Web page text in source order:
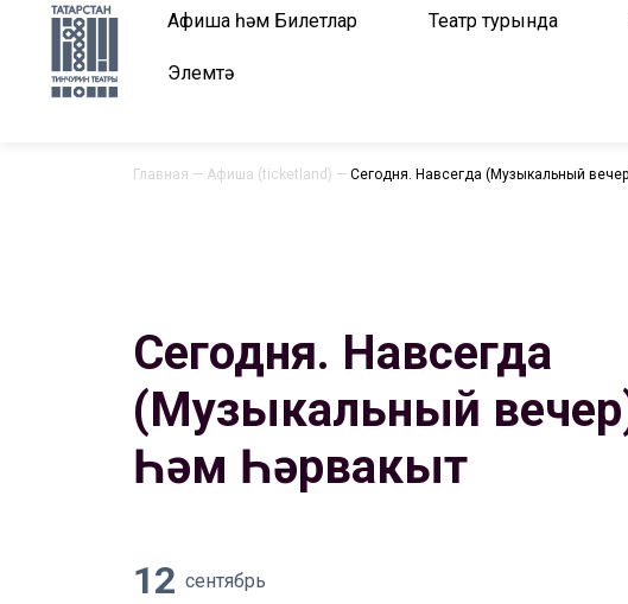
Афиша һәм Билетлар Театр турында
Элемтә
Главная — Афиша (ticketland) — Сегодня. Навсегда (Музыкальный
Сегодня. Навсегда
(Музыкальный вечер)
Һәм Һәрвакыт
12 сентябрь